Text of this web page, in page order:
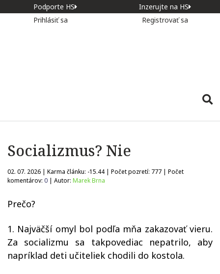
Podporte HS
Inzerujte na HS
Prihlásiť sa
Registrovať sa
Socializmus? Nie
02. 07. 2026 | Karma článku: -15.44 | Počet pozretí: 777 | Počet
komentárov: 0 | Autor: Marek Brna
Prečo?
1. Najväčší omyl bol podľa mňa zakazovať vieru.
Za socializmu sa takpovediac nepatrilo, aby
napríklad deti učiteliek chodili do kostola.